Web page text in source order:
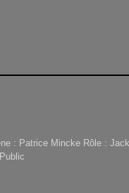
: Patrice Mincke Rôle :